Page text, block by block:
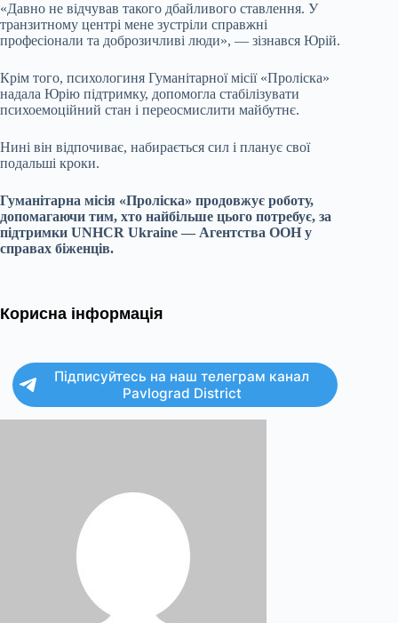
«Давно не відчував такого дбайливого ставлення. У
транзитному центрі мене зустріли справжні
професіонали та доброзичливі люди», — зізнався Юрій.
Крім того, психологиня Гуманітарної місії «Проліска»
надала Юрію підтримку, допомогла стабілізувати
психоемоційний стан і переосмислити майбутнє.
Нині він відпочиває, набирається сил і планує свої
подальші кроки.
Гуманітарна місія «Проліска» продовжує роботу,
допомагаючи тим, хто найбільше цього потребує, за
підтримки UNHCR Ukraine — Агентства ООН у
справах біженців.
Корисна інформація
Підписуйтесь на наш телеграм канал
Pavlograd District